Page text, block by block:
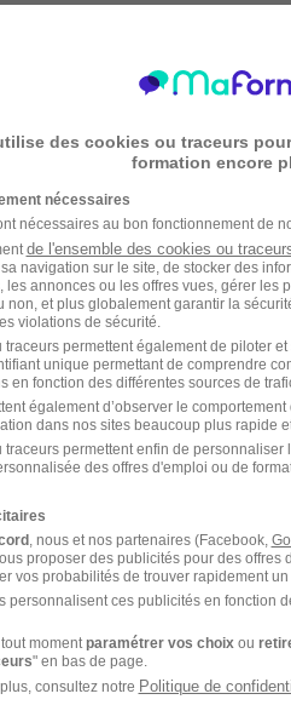
des cookies ou traceurs
formation encore
nécessaires
nécessaires au bon fonctionnement de
de l'ensemble des cookies ou
navigation sur le site, de stocker des
les annonces ou les offres vues, gérer les
non, et plus globalement garantir la
violations de sécurité.
traceurs permettent également de piloter
unique permettant de comprendre
en fonction des différentes sources de
également d’observer le
dans nos sites beaucoup plus rapide
traceurs permettent enfin de
des offres d'emploi ou de
, nous et nos partenaires (Facebook,
proposer des publicités pour des offres
vos probabilités de trouver rapidement
personnalisent ces publicités en fonction
moment paramétrer vos choix ou
" en bas de page.
consultez notre Politique de